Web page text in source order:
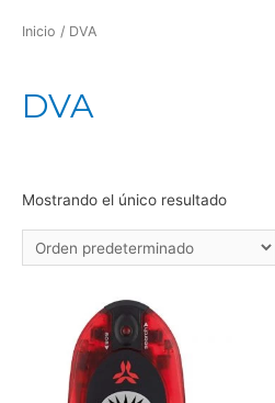
Inicio / DVA
DVA
Mostrando el único resultado